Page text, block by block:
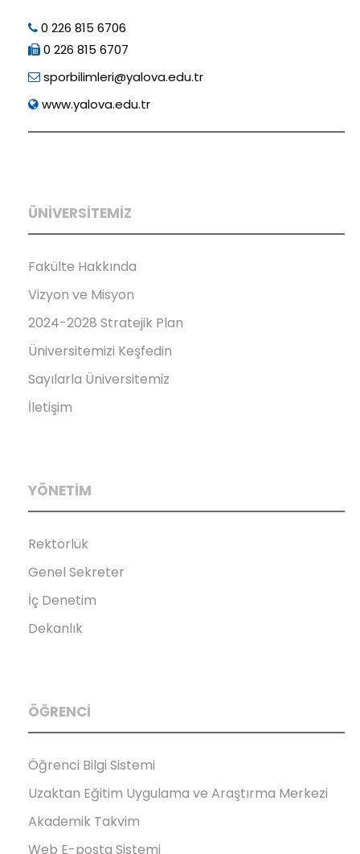
0 226 815 6706
0 226 815 6707
sporbilimleri@yalova.edu.tr
www.yalova.edu.tr
ÜNİVERSİTEMİZ
Fakülte Hakkında
Vizyon ve Misyon
2024-2028 Stratejik Plan
Üniversitemizi Keşfedin
Sayılarla Üniversitemiz
İletişim
YÖNETİM
Rektörlük
Genel Sekreter
İç Denetim
Dekanlık
ÖĞRENCİ
Öğrenci Bilgi Sistemi
Uzaktan Eğitim Uygulama ve Araştırma Merkezi
Akademik Takvim
Web E-posta Sistemi